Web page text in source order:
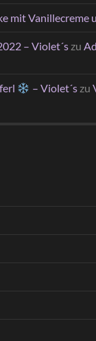
mit Vanillecreme
– Violet´s zu
– Violet´szu